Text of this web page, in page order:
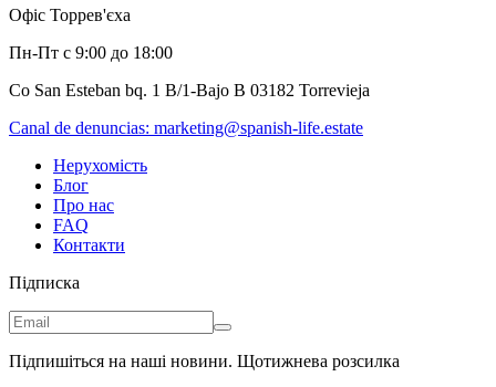
Офіс Торрев'єха
Пн-Пт с 9:00 до 18:00
Co San Esteban bq. 1 B/1-Bajo B 03182 Torrevieja
Canal de denuncias: marketing@spanish-life.estate
Нерухомість
Блог
Про нас
FAQ
Контакти
Підписка
Підпишіться на наші новини. Щотижнева розсилка